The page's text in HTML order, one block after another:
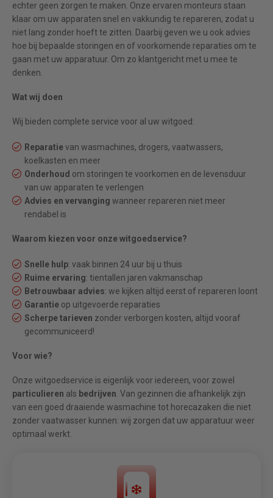
echter geen zorgen te maken. Onze ervaren monteurs staan
klaar om uw apparaten snel en vakkundig te repareren, zodat u
niet lang zonder hoeft te zitten. Daarbij geven we u ook advies
hoe bij bepaalde storingen en of voorkomende reparaties om te
gaan met uw apparatuur. Om zo klantgericht met u mee te
denken.
Wat wij doen
Wij bieden complete service voor al uw witgoed:
Reparatievan wasmachines, drogers, vaatwassers,
koelkasten en meer
Onderhoud om storingen te voorkomen en de levensduur
van uw apparaten te verlengen
Advies en vervanging wanneer repareren niet meer
rendabel is
Waarom kiezen voor onze witgoedservice?
Snelle hulp: vaak binnen 24 uur bij u thuis
Ruime ervaring: tientallen jaren vakmanschap
Betrouwbaar advies: we kijken altijd eerst of repareren loont
Garantie op uitgevoerde reparaties
Scherpe tarieven zonder verborgen kosten, altijd vooraf
gecommuniceerd!
Voor wie?
Onze witgoedservice is eigenlijk voor iedereen, voor zowel
particulieren als bedrijven . Van gezinnen die afhankelijk zijn
van een goed draaiende wasmachine tot horecazaken die niet
zonder vaatwasser kunnen: wij zorgen dat uw apparatuur weer
optimaal werkt.